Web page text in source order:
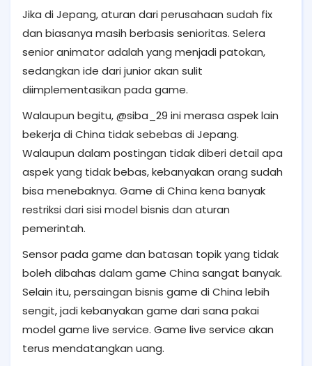
Jika di Jepang, aturan dari perusahaan sudah fix
dan biasanya masih berbasis senioritas. Selera
senior animator adalah yang menjadi patokan,
sedangkan ide dari junior akan sulit
diimplementasikan pada game.
Walaupun begitu, @siba_29 ini merasa aspek lain
bekerja di China tidak sebebas di Jepang.
Walaupun dalam postingan tidak diberi detail apa
aspek yang tidak bebas, kebanyakan orang sudah
bisa menebaknya. Game di China kena banyak
restriksi dari sisi model bisnis dan aturan
pemerintah.
Sensor pada game dan batasan topik yang tidak
boleh dibahas dalam game China sangat banyak.
Selain itu, persaingan bisnis game di China lebih
sengit, jadi kebanyakan game dari sana pakai
model game live service. Game live service akan
terus mendatangkan uang.